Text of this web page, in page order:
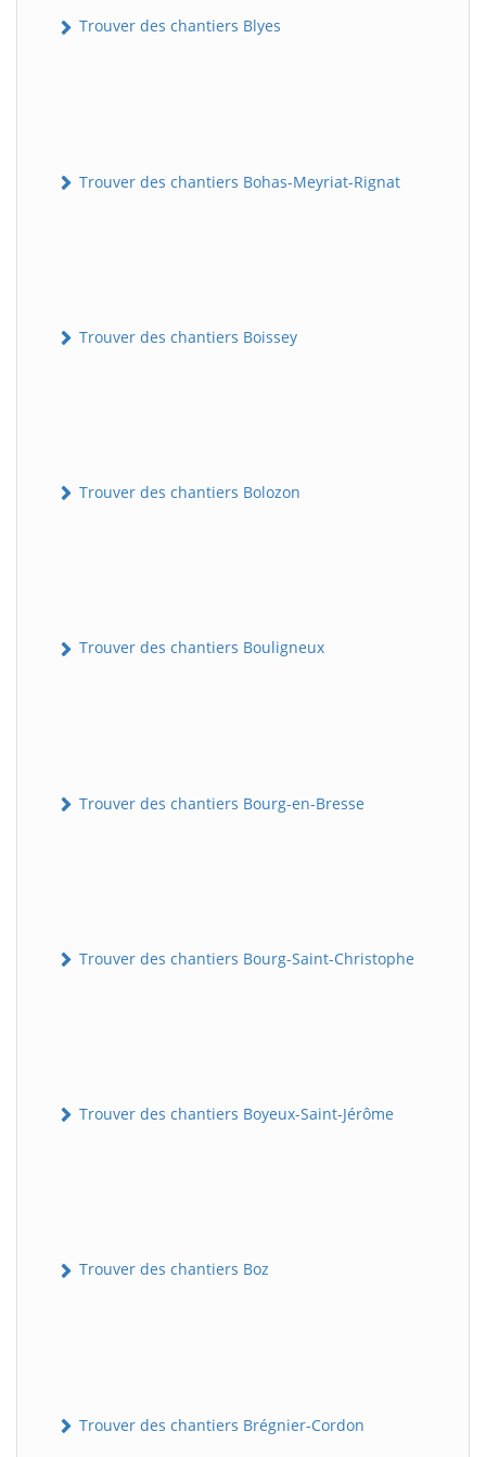
Trouver des chantiers Blyes
Trouver des chantiers Bohas-Meyriat-Rignat
Trouver des chantiers Boissey
Trouver des chantiers Bolozon
Trouver des chantiers Bouligneux
Trouver des chantiers Bourg-en-Bresse
Trouver des chantiers Bourg-Saint-Christophe
Trouver des chantiers Boyeux-Saint-Jérôme
Trouver des chantiers Boz
Trouver des chantiers Brégnier-Cordon